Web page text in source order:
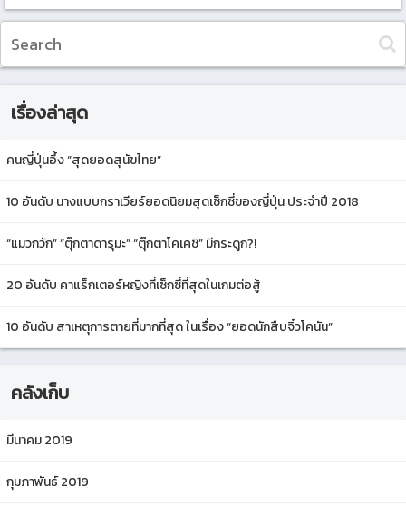
เรื่องล่าสุด
คนญี่ปุ่นอึ้ง “สุดยอดสุนัขไทย”
10 อันดับ นางแบบกราเวียร์ยอดนิยมสุดเซ็กซี่ของญี่ปุ่น ประจำปี 2018
“แมวกวัก” “ตุ๊กตาดารุมะ” “ตุ๊กตาโคเคชิ” มีกระดูก?!
20 อันดับ คาแร็กเตอร์หญิงที่เซ็กซี่ที่สุดในเกมต่อสู้
10 อันดับ สาเหตุการตายที่มากที่สุด ในเรื่อง “ยอดนักสืบจิ๋วโคนัน”
คลังเก็บ
มีนาคม 2019
กุมภาพันธ์ 2019